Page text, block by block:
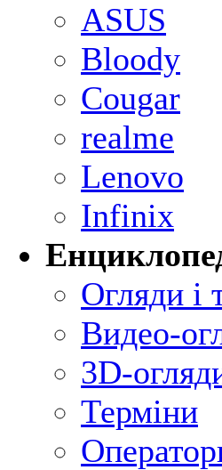
ASUS
Bloody
Cougar
realme
Lenovo
Infinix
Огляди і
Видео-
3D-
Терміни